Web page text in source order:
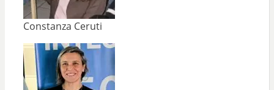
Constanza Ceruti